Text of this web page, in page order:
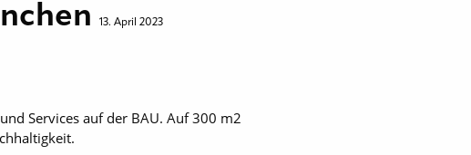
13. April 2023
Services auf der BAU. Auf 300 m2